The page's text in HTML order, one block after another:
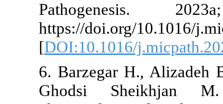
https://
[
6. Barzegar
Ghodsi